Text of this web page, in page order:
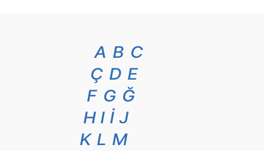
A B C
Ç D E
F G Ğ
H I İ J
K L M